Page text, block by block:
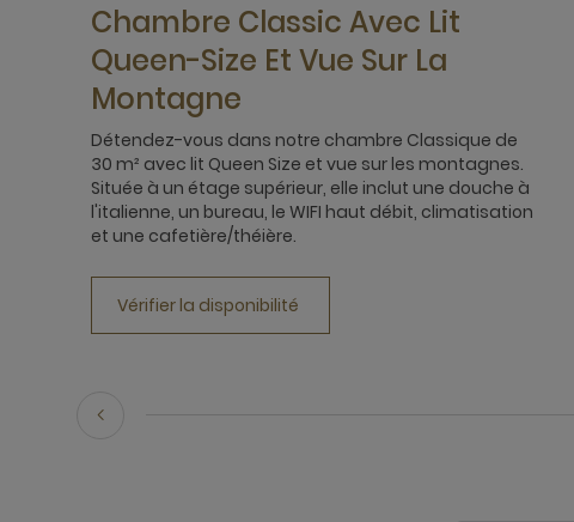
Chambre Classic Avec Lit
Queen-Size Et Vue Sur La
Montagne
Détendez-vous dans notre chambre Classique de
30 m² avec lit Queen Size et vue sur les montagnes.
Située à un étage supérieur, elle inclut une douche à
l'italienne, un bureau, le WIFI haut débit, climatisation
et une cafetière/théière.
Vérifier la disponibilité